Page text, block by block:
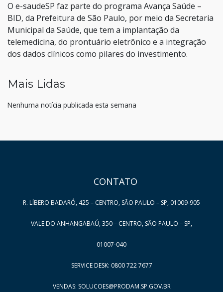
O e-saudeSP faz parte do programa Avança Saúde –
BID, da Prefeitura de São Paulo, por meio da Secretaria
Municipal da Saúde, que tem a implantação da
telemedicina, do prontuário eletrônico e a integração
dos dados clínicos como pilares do investimento.
Mais Lidas
Nenhuma notícia publicada esta semana
CONTATO
R. LÍBERO BADARÓ, 425 – CENTRO, SÃO PAULO – SP, 01009-905
VALE DO ANHANGABAÚ, 350 – CENTRO, SÃO PAULO – SP,
01007-040
SERVICE DESK: 0800 722 7677
VENDAS: SOLUCOES@PRODAM.SP.GOV.BR